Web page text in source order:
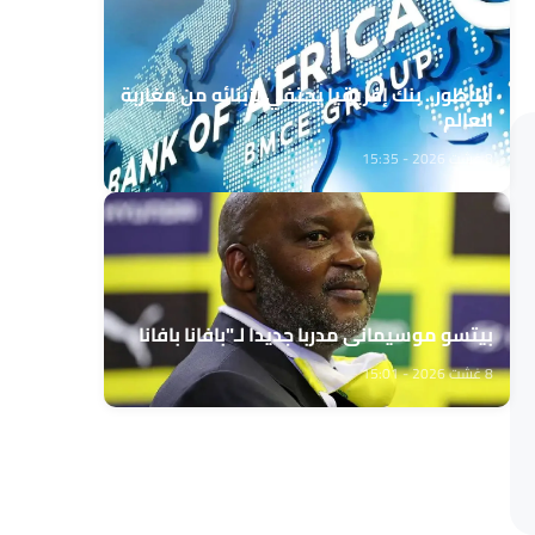
الناظور.. بنك إفريقيا يحتفي بزبنائه من مغاربة
العالم
8 غشت 2026 - 15:35
بيتسو موسيماني مدربا جديدا لـ"بافانا بافانا
8 غشت 2026 - 15:01